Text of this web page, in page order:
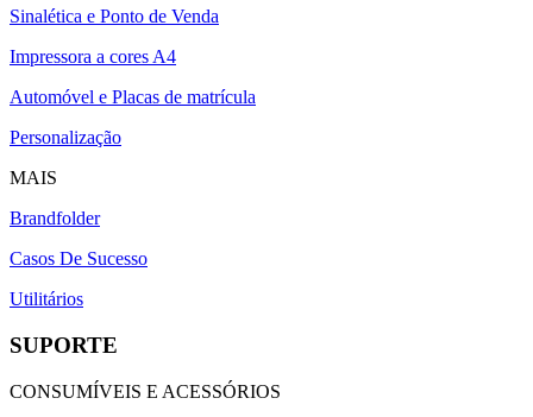
Sinalética e Ponto de Venda
Impressora a cores A4
Automóvel e Placas de matrícula
Personalização
MAIS
Brandfolder
Casos De Sucesso
Utilitários
SUPORTE
CONSUMÍVEIS E ACESSÓRIOS